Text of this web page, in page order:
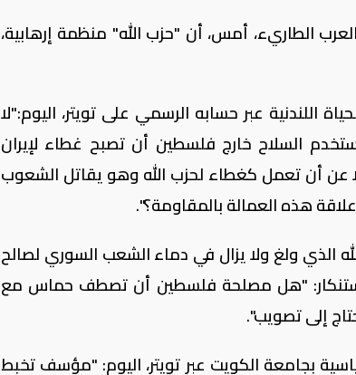
العرب الطاريء، أمس، أن "حزب الله" منظمة إرهابية،
اللندنية عبر حسابه الرسمي على تويتر، اليوم:"لا
السلاح خارج فلسطين أن تصبح غطاء لإيران
عن أن تعمل كغطاء لحزب الله وهو يقاتل الشعوب
علاقة هذه العمالة بالمقاومة؟".
ولغ ولا يزال في دماء الشعب السوري لصالح
بإستنكار: "هل مصلحة فلسطين أن تصطف حماس مع
إلى تصويب".
بجامعة الكويت عبر تويتر، اليوم: "مؤسف تخبط